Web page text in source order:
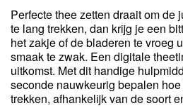
Perfecte thee zetten draait om de
te lang trekken, dan krijg je een
het zakje of de bladeren te vroeg
smaak te zwak. Een digitale
uitkomst. Met dit handige
seconde nauwkeurig bepalen
trekken, afhankelijk van de soort